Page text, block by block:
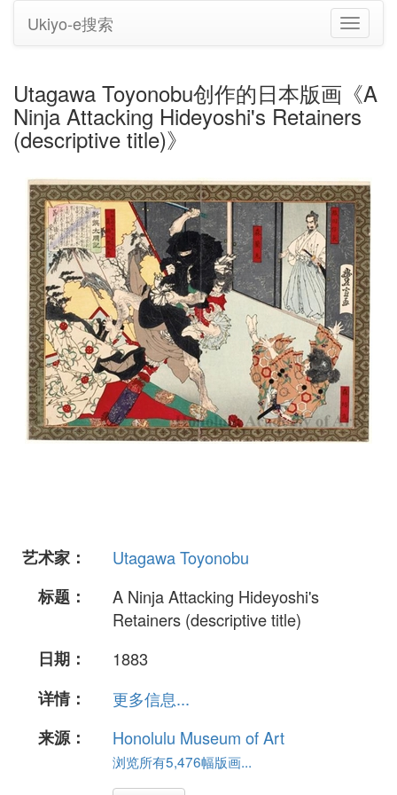
切
换
Ukiyo-e搜索
Utagawa Toyonobu创作的日本版画《A
Ninja Attacking Hideyoshi's Retainers
(descriptive title)》
艺术家：
Utagawa Toyonobu
标题：
A Ninja Attacking Hideyoshi's
Retainers (descriptive title)
日期：
1883
详情：
更多信息...
来源：
Honolulu Museum of Art
浏览所有5,476幅版画...